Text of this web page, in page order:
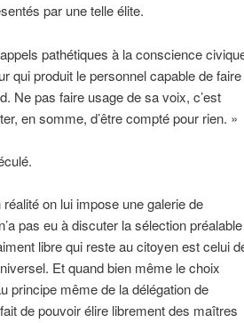
par une telle élite.
pathétiques à la conscience
qui produit le personnel capable de faire
Ne pas faire usage de sa voix, c’est
en somme, d’être compté pour rien. »
on lui impose une galerie de
pas eu à discuter la sélection préalable
libre qui reste au citoyen est celui
Et quand bien même le choix
principe même de la délégation de
de pouvoir élire librement des maîtres